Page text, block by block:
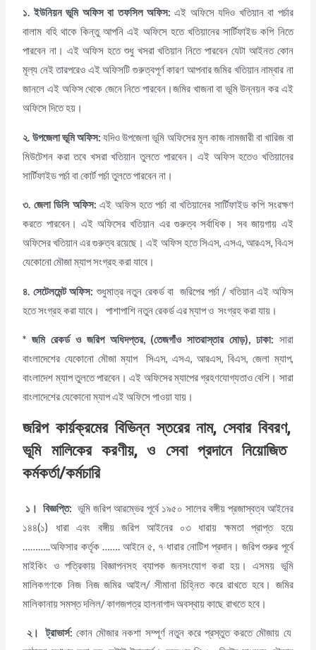
১. ইউনিয়ন ভূমি অফিস বা তফসিল অফিস: এই অফিসে যদিও খতিয়ান বা পর্চার
বালাম বহি থাকে কিন্তু আপনি এই অফিসে হতে খতিয়ানের সার্টিফাইড কপি নিতে
পারবেন না। এই অফিস হতে শুধু খসরা খতিয়ান নিতে পারবেন যেটা আইনত কোন
মূল্য নেই তারপরেও এই অফিসটি গুরুত্বপূর্ণ কারণ আপনার জমির খতিয়ান নাম্বার না
জানলে এই অফিস থেকে জেনে নিতে পারবেন।জমির খাজনা বা ভূমি উন্নয়ন কর এই
অফিসে দিতে হয়।
২. উপজেলা ভূমি অফিস: যদিও উপজেলা ভূমি অফিসের মূল কাজ নামজারী বা খারিজ বা
মিউটেশন করা তবে খসরা খতিয়ান তুলতে পারবেন। এই অফিস হতেও খতিয়ানের
সার্টিফাইড পর্চা বা কোর্ট পর্চা তুলতে পারবেন না।
৩. জেলা ডিসি অফিস:এই অফিস হতে পর্চা বা খতিয়ানের সার্টিফাইড কপি সংরক্ষণ
করতে পারবেন। এই অফিসের খতিয়ান এর গুরুত্ব সর্বাধিক। সব জায়গায় এই
অফিসের খতিয়ান এর গুরুত্ব রয়েছে। এই অফিস হতে সিএস, এসএ, আরএস, বিএস
যেকোনো মৌজা ম্যাপ সংগ্রহ করা যাবে।
৪. সেটেলমেন্ট অফিস: শুধুমাত্র নতুন রেকর্ড বা জরিপের পর্চা / খতিয়ান এই অফিস
হতে সংগ্রহ করা যাবে। পাশাপাশি নতুন রেকর্ড এর ম্যাপ ও সংগ্রহ করা যায়।
* জমি রেকর্ড ও জরিপ অধিদপ্তর, (তেজগাঁও সাতরাস্তার মোড়), ঢাকা: সারা
বাংলাদেশের যেকোনো মৌজা ম্যাপ সিএস, এসএ, আরএস, বিএস, জেলা ম্যাপ,
বাংলাদেশ ম্যাপ তুলতে পারবেন। এই অফিসের ম্যাপের গ্রহণযোগ্যতাও বেশি। সারা
বাংলাদেশের যেকোনো ম্যাপ এই অফিসে পাওয়া যায়।
জরিপ কার্য়ক্রমের বিভিন্ন স্তরের নাম, সেবার বিবরণ,
ভূমি মালিকের করণীয়, ও সেবা প্রদানে নিয়োজিত
কর্মকর্তা/কর্মচারি
১। বিজ্ঞপ্তি: ভূমি জরিপ আরম্ভের পূর্বে ১৯৫০ সালের বঙ্গীয় প্রজাস্বত্ব আইনের
১৪৪(১) ধারা এবং বঙ্গীয় জরিপ আইনের ০৩ ধারায় ক্ষমতা প্রাপ্ত হয়ে
………..অফিসার কর্তৃক ……. আইনে ৫, ৭ ধারার নোটিশ প্রদান। জরিপ শুরুর পূর্বে
মাইকিং ও পত্রিকায় বিজ্ঞাপনসহ ব্যাপক জনসংযোগ করা হয়। এসময় ভূমি
মালিকগণকে নিজ নিজ জমির আইল/ সীমানা চিহ্নিত করে রাখতে হবে। জমির
মালিকানায় সমস্ত দলিল/ কাগজপত্র হালনাগাদ অবস্থায় কাছে রাখতে হবে।
২। ট্রাভার্স: কোন মৌজার নকশা সম্পূর্ণ নতুন করে প্রস্তুত করতে মৌজায় যে